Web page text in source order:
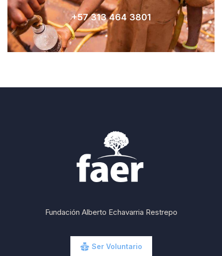
+57 313 464 3801
Fundación Alberto Echavarria Restrepo
Ser Voluntario